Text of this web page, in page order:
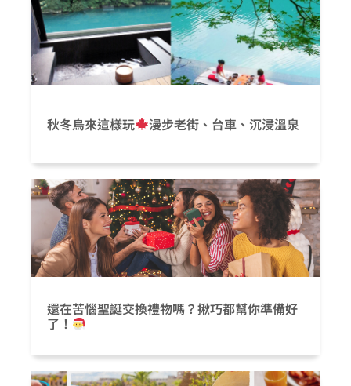
秋冬烏來這樣玩 漫步老街、台車、沉浸溫泉
還在苦惱聖誕交換禮物嗎？揪巧都幫你準備好
了！